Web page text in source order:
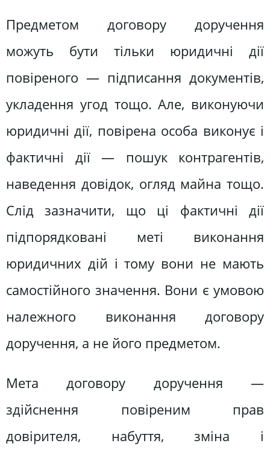
Предметом договору доручення
можуть бути тільки юридичні дії
повіреного — підписання документів,
укладення угод тощо. Але, виконуючи
юридичні дії, повірена особа виконує і
фактичні дії — пошук контрагентів,
наведення довідок, огляд майна тощо.
Слід зазначити, що ці фактичні дії
підпорядковані меті виконання
юридичних дій і тому вони не мають
самостійного значення. Вони є умовою
належного виконання договору
доручення, а не його предметом.
Мета договору доручення —
здійснення повіреним прав
довірителя, набуття, зміна і